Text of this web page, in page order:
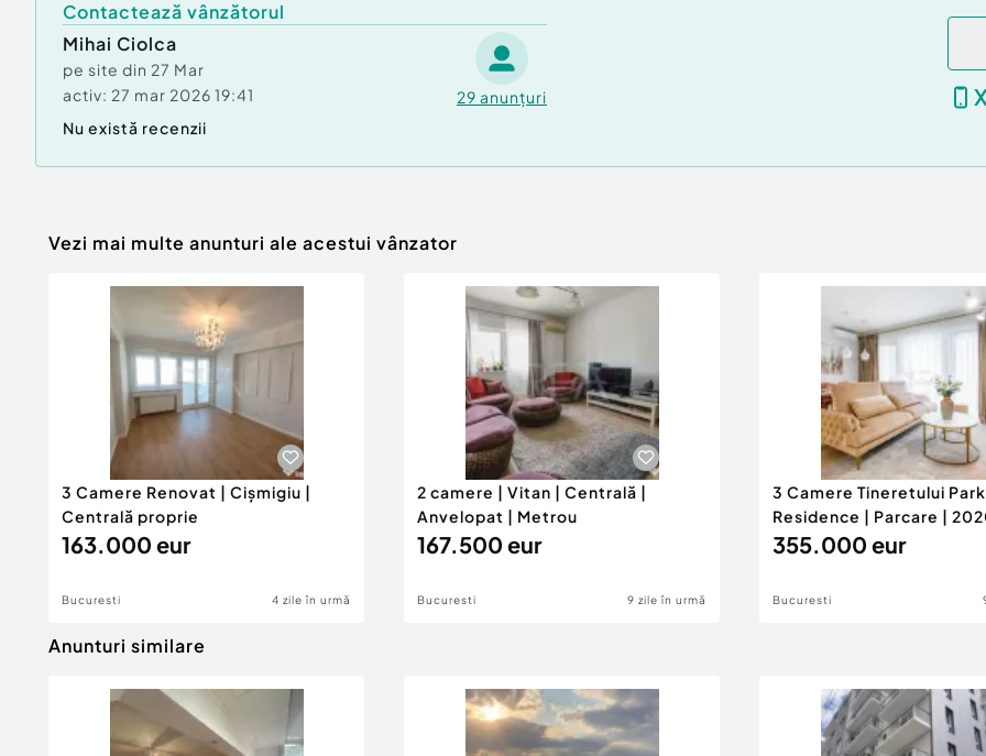
Contactează vânzătorul
Mihai Ciolca
pe site din 27 Mar
activ: 27 mar 2026 19:41 29 anunțuri
Nu există recenzii
Vezi mai multe anunturi ale acestui vânzator
3 Camere Renovat | Cișmigiu |
Centrală proprie
163.000 eur
Bucuresti 4 zile în urmă
2 camere | Vitan | Centrală |
Anvelopat | Metrou
167.500 eur
Bucuresti 9 zile în urmă
3 Camere Tineretului Park
Residence | Parcare |
355.000 eur
Bucuresti
Anunturi similare